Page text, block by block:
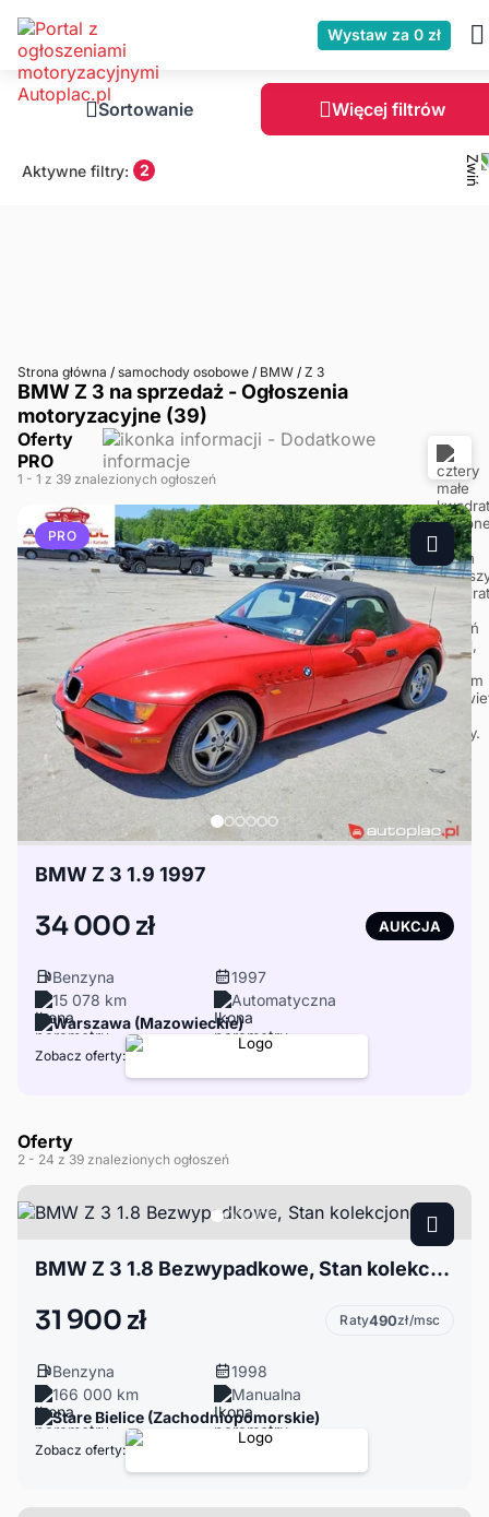
Wystaw za 0 zł
Sortowanie Więcej filtrów
Aktywne filtry: 2
Strona główna / samochody osobowe / BMW / Z 3
BMW Z 3 na sprzedaż - Ogłoszenia
motoryzacyjne (39)
Oferty
PRO
1 - 1 z 39 znalezionych ogłoszeń
PRO
BMW Z 3 1.9 1997
34 000 zł AUKCJA
Benzyna
1997
15 078 km
Automatyczna
Warszawa (Mazowieckie)
Zobacz oferty:
Oferty
2 - 24 z 39 znalezionych ogłoszeń
BMW Z 3 1.8 Bezwypadkowe, Stan kolekcjonerski
31 900 zł Raty490zł/msc
Benzyna
1998
166 000 km
Manualna
Stare Bielice (Zachodniopomorskie)
Zobacz oferty: